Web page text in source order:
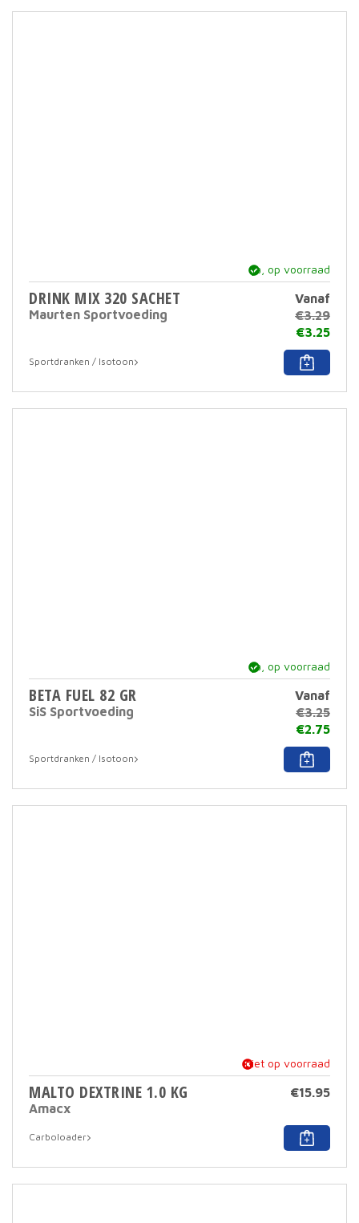
ja, op voorraad
DRINK MIX 320 SACHET
Maurten Sportvoeding
Vanaf
€3.29
€3.25
Sportdranken / Isotoon
Dit
ja, op voorraad
BETA FUEL 82 GR
SiS Sportvoeding
Vanaf
€3.25
€2.75
Sportdranken / Isotoon
Dit
niet op voorraad
MALTO DEXTRINE 1.0 KG
Amacx
€15.95
Carboloader